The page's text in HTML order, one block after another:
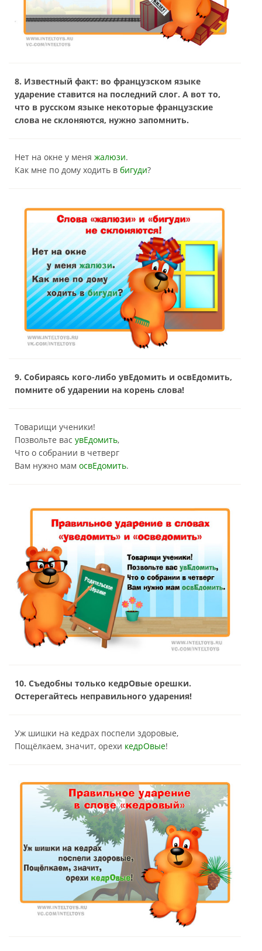
8. Известный факт: во французском языке
ударение ставится на последний слог. А вот то,
что в русском языке некоторые французские
слова не склоняются, нужно запомнить.
Нет на окне у меня жалюзи.
Как мне по дому ходить в бигуди?
9. Собираясь кого-либо увЕдомить и освЕдомить,
помните об ударении на корень слова!
Товарищи ученики!
Позвольте вас увЕдомить,
Что о собрании в четверг
Вам нужно мам освЕдомить.
10. Съедобны только кедрОвые орешки.
Остерегайтесь неправильного ударения!
Уж шишки на кедрах поспели здоровые,
Пощёлкаем, значит, орехи кедрОвые!